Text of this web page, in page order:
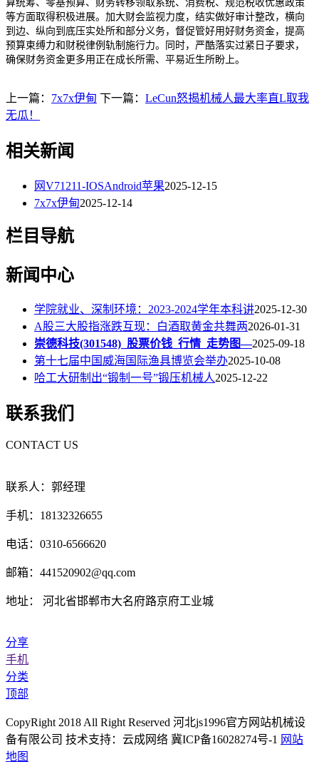
上一篇： 7x7x伊甸 下一篇： LeCun怒揭机械人最大率直L取我
无瓜！
相关新闻
网V71211-IOSAndroid苹果2025-12-15
7x7x伊甸2025-12-14
栏目导航
新闻中心
学院就业、深制环境：2023-2024学年本科讲2025-12-30
A股三大股指涨跌互现：白酒取黄金共舞两2026-01-31
崇德科技(301548)_股票价钱_行情_走势图—2025-09-18
第十七届中国威海国际渔具博览会举办2025-10-08
哈工大研制出“锻制一号”锻压机械人2025-12-22
联系我们
CONTACT US
联系人：郭经理
手机：18132326655
电话：0310-6566620
邮箱：441520902@qq.com
地址： 河北省邯郸市大名府路京府工业城
分享
手机
分类
顶部
CopyRight 2018 All Right Reserved 河北js1996官方网站机械设
备有限公司 技术支持：云成网络 冀ICP备16028274号-1 网站
地图